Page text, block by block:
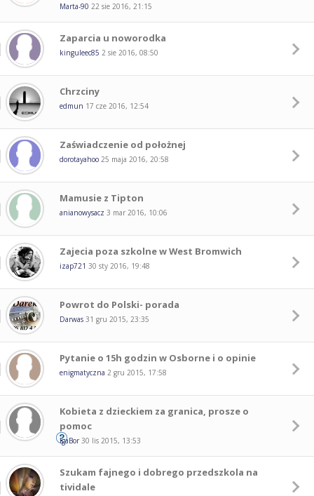
Marta-90 22 sie 2016, 21:15
Zaparcia u noworodka
kinguleec85 2 sie 2016, 08:50
Chrzciny
edmun 17 cze 2016, 12:54
Zaświadczenie od położnej
dorotayahoo 25 maja 2016, 20:58
Mamusie z Tipton
anianowysacz 3 mar 2016, 10:06
Zajecia poza szkolne w West Bromwich
izap721 30 sty 2016, 19:48
Powrot do Polski- porada
Darwas 31 gru 2015, 23:35
Pytanie o 15h godzin w Osborne i o opinie
enigmatyczna 2 gru 2015, 17:58
Kobieta z dzieckiem za granica, prosze o
pomoc
IgaBor 30 lis 2015, 13:53
Szukam fajnego i dobrego przedszkola na
tividale